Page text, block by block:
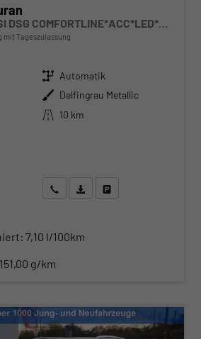
Comfortline 1.5 TSI DSG COMFORTLINE*ACC*LED*PDC*KAMERA*NAVI*SHZ* 7-SITZER 17-ZOLL
mit Tageszulassung
Getriebe Automatik
Außenfarbe Delfingrau Metallic
Kilometerstand
10 km
Wir rufen Sie anAngebot drucken (PDF)
7,10 l/100km
151,00 g/km